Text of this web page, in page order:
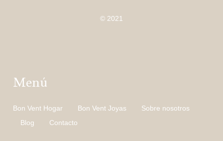
© 2021
Menú
Bon Vent Hogar Bon Vent Joyas
Sobre nosotros
Blog
Contacto